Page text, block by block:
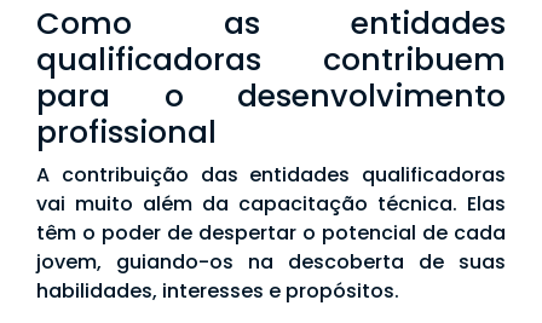
Como as entidades
qualificadoras contribuem
para o desenvolvimento
profissional
A contribuição das entidades qualificadoras
vai muito além da capacitação técnica. Elas
têm o poder de despertar o potencial de cada
jovem, guiando-os na descoberta de suas
habilidades, interesses e propósitos.